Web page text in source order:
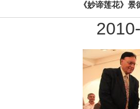
《妙谛莲花》